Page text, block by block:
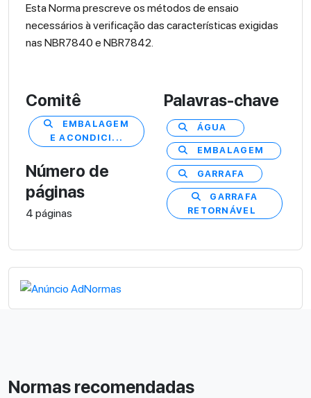
Esta Norma prescreve os métodos de ensaio
necessários à verificação das características exigidas
nas NBR7840 e NBR7842.
Comitê
EMBALAGEM
E ACONDICI...
Número de
páginas
4 páginas
Palavras-chave
ÁGUA
EMBALAGEM
GARRAFA
GARRAFA
RETORNÁVEL
Normas recomendadas